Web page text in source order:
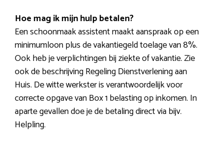
Hoe mag ik mijn hulp betalen?
Een schoonmaak assistent maakt aanspraak op een
minimumloon plus de vakantiegeld toelage van 8%.
Ook heb je verplichtingen bij ziekte of vakantie. Zie
ook de beschrijving Regeling Dienstverlening aan
Huis. De witte werkster is verantwoordelijk voor
correcte opgave van Box 1 belasting op inkomen. In
aparte gevallen doe je de betaling direct via bijv.
Helpling.